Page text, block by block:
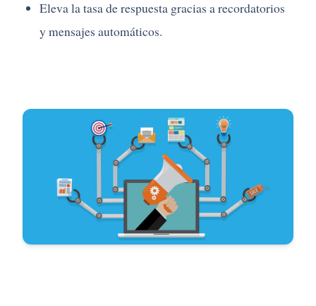
Eleva la tasa de respuesta gracias a recordatorios
y mensajes automáticos.